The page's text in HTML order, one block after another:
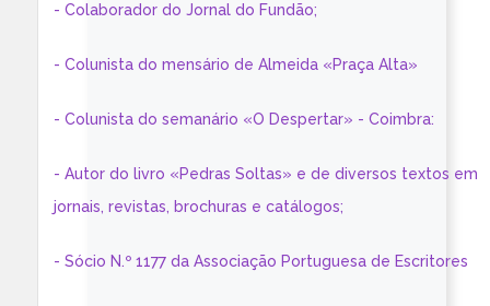
- Colaborador do Jornal do Fundão;
- Colunista do mensário de Almeida «Praça Alta»
- Colunista do semanário «O Despertar» - Coimbra:
- Autor do livro «Pedras Soltas» e de diversos textos em
jornais, revistas, brochuras e catálogos;
- Sócio N.º 1177 da Associação Portuguesa de Escritores